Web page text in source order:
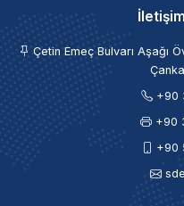
Çetin Emeç Bulvarı Aşağı
+90
+90
+90